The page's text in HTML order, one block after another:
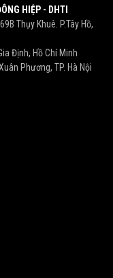
HIỆP - DHTI
Thụy Khuê. P.Tây Hồ,
Định, Hồ Chí Minh
Phương, TP. Hà Nội